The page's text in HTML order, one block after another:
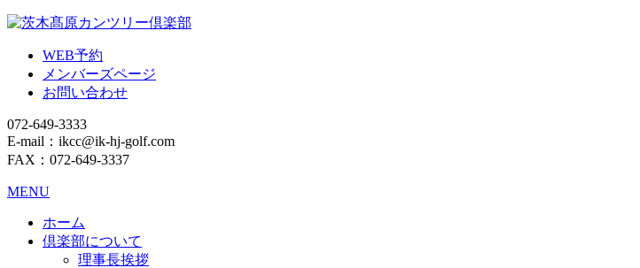
WEB予約
メンバーズページ
お問い合わせ
072-649-3333
E-mail：ikcc@ik-hj-golf.com
FAX：072-649-3337
MENU
ホーム
倶楽部について
理事長挨拶